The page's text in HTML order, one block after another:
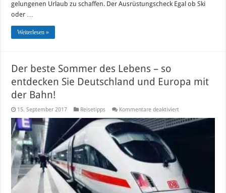
gelungenen Urlaub zu schaffen. Der Ausrüstungscheck Egal ob Ski
oder …
Weiterlesen »
Der beste Sommer des Lebens – so
entdecken Sie Deutschland und Europa mit
der Bahn!
15. September 2017 Reisetipps Kommentare deaktiviertfür
beste
entdecken
Sie
Deutschland
und
Europa